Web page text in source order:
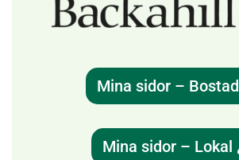
Mina sidor – Bostad
Mina sidor – Lokal